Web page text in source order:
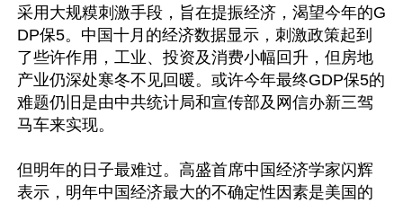
采用大规糢刺激手段，旨在提振经济，渴望今年的G
DP保5。中国十月的经济数据显示，刺激政策起到
了些许作用，工业、投资及消费小幅回升，但房地
产业仍深处寒冬不见回暖。或许今年最终GDP保5的
难题仍旧是由中共统计局和宣传部及网信办新三驾
马车来实现。
但明年的日子最难过。高盛首席中国经济学家闪辉
表示，明年中国经济最大的不确定性因素是美国的